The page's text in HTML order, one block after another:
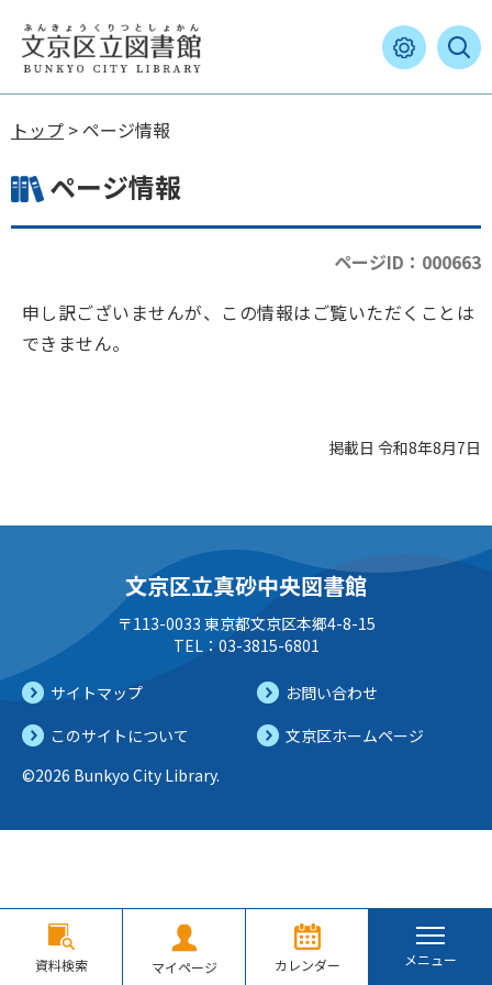
トップ > ページ情報
ページ情報
ページID：000663
申し訳ございませんが、この情報はご覧いただくことは
できません。
掲載日 令和8年8月7日
文京区立真砂中央図書館
〒113-0033 東京都文京区本郷4-8-15
TEL：03-3815-6801
サイトマップ
お問い合わせ
このサイトについて
文京区ホームページ
©2026 Bunkyo City Library.
資料検索 マイページ カレンダー メニュー